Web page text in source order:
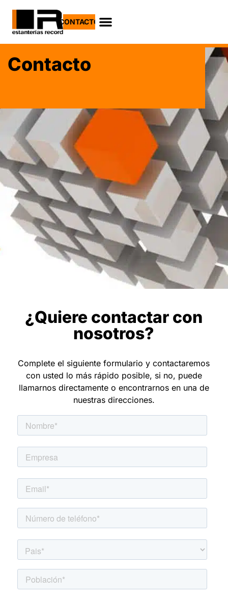
CONTACTO
Contacto
¿Quiere contactar con
nosotros?
Complete el siguiente formulario y contactaremos
con usted lo más rápido posible, si no, puede
llamarnos directamente o encontrarnos en una de
nuestras direcciones.